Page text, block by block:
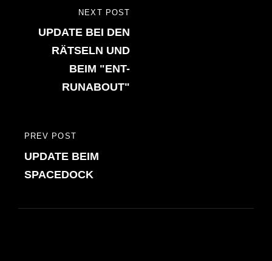
Beitragsnavigation
PREVIOUS
POST
PREV POST
UPDATE BEIM
SPACEDOCK
POST
NEXT POST
UPDATE BEI DEN
RÄTSELN UND
BEIM "ENT-
RUNABOUT"